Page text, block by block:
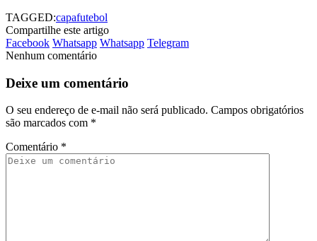
TAGGED:capafutebol
Compartilhe este artigo
Facebook Whatsapp Whatsapp Telegram
Nenhum comentário
Deixe um comentário
O seu endereço de e-mail não será publicado. Campos obrigatórios
são marcados com *
Comentário *